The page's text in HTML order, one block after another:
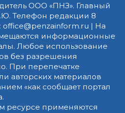
ООО «ПНЗ». Главный
Телефон редакции 8
office@penzainform.ru | На
информационные
Любое использование
без разрешения
При перепечатке
авторских материалов
«как сообщает портал
ресурсе применяются